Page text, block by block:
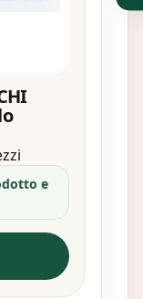
e